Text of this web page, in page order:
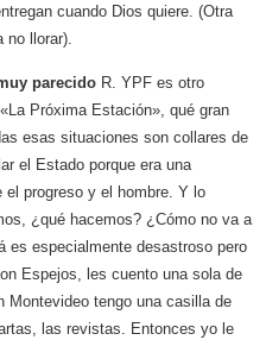
cuando Dios quiere. (Otra
llorar).
parecido R. YPF es otro
Próxima Estación», qué gran
esas situaciones son collares de
el Estado porque era una
progreso y el hombre. Y lo
¿qué hacemos? ¿Cómo no va a
es especialmente desastroso pero
Espejos, les cuento una sola de
Montevideo tengo una casilla de
las revistas. Entonces yo le